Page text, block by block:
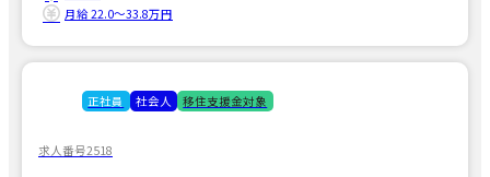
月給 22.0〜33.8万円
正社員 社会人 移住支援金対象
求人番号2518